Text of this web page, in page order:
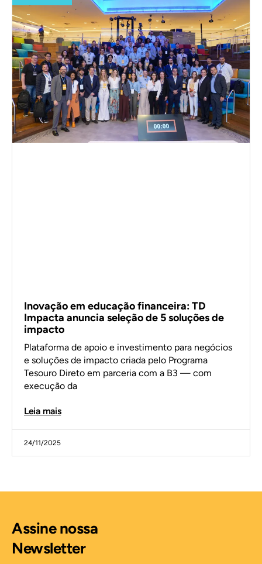
Inovação em educação financeira: TD
Impacta anuncia seleção de 5 soluções de
impacto
Plataforma de apoio e investimento para negócios
e soluções de impacto criada pelo Programa
Tesouro Direto em parceria com a B3 — com
execução da
Leia mais
24/11/2025
Assine nossa
Newsletter